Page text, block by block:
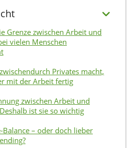
Grenze zwischen Arbeit und
vielen Menschen
Privates macht,
mit der Arbeit fertig
zwischen Arbeit und
ist sie so wichtig
Balance – oder doch lieber